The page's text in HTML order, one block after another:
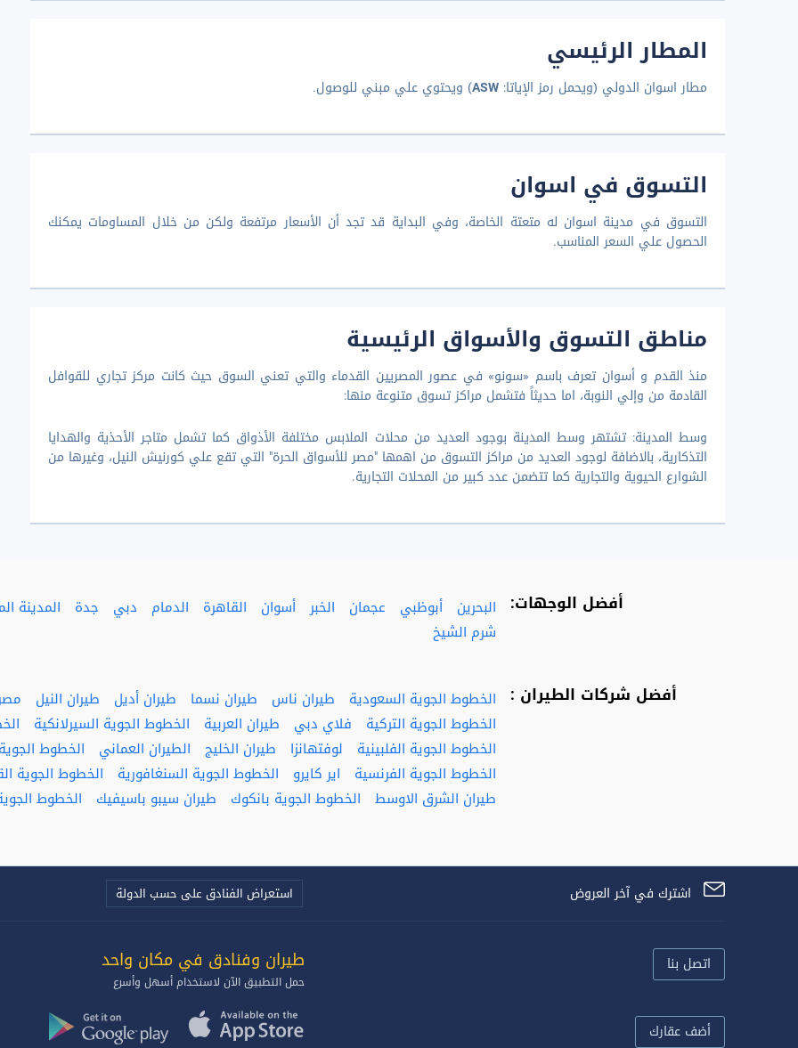
المطار الرئيسي
مطار اسوان الدولي (ويحمل رمز الإياتا: ASW) ويحتوي علي مبني للوصول.
التسوق في اسوان
التسوق في مدينة اسوان له متعتة الخاصة، وفي البداية قد تجد أن الأسعار مرتفعة ولكن من خلال المساومات يمكنك
الحصول علي السعر المناسب.
مناطق التسوق والأسواق الرئيسية
منذ القدم و أسوان تعرف باسم «سونو» في عصور المصريين القدماء والتي تعني السوق حيث كانت مركز تجاري للقوافل
القادمة من وإلي النوبة، اما حديثاً فتشمل مراكز تسوق متنوعة منها:
وسط المدينة: تشتهر وسط المدينة بوجود العديد من محلات الملابس مختلفة الأذواق كما تشمل متاجر الأحذية والهدايا
التذكارية، بالاضافة لوجود العديد من مراكز التسوق من اهمها "مصر للأسواق الحرة" التي تقع علي كورنيش النيل، وغيرها من
الشوارع الحيوية والتجارية كما تتضمن عدد كبير من المحلات التجارية.
أفضل الوجهات: البحرين أبوظبي عجمان الخبر أسوان القاهرة الدمام دبي جدة المدينة
شرم الشيخ
أفضل شركات الطيران : الخطوط الجوية السعودية طيران ناس طيران نسما طيران أديل طيران النيل
الخطوط الجوية التركية
فلاي دبي طيران العربية الخطوط الجوية السيرلانكية
الخطوط الجوية الفلبينية
لوفتهانزا طيران الخليج الطيران العماني الخطوط الجوية
الخطوط الجوية الفرنسية
اير كايرو الخطوط الجوية السنغافورية الخطوط الجوية
طيران الشرق الاوسط
الخطوط الجوية بانكوك طيران سيبو باسيفيك الخطوط
اشترك في آخر العروض استعراض الفنادق على حسب الدولة
اتصل بنا
أضف عقارك
طيران وفنادق في مكان واحد‎
حمل التطبيق الآن لاستخدام أسهل وأسرع